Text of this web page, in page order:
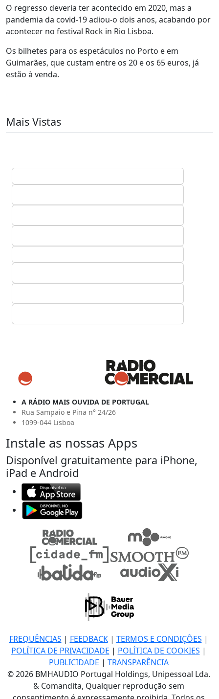
O regresso deveria ter acontecido em 2020, mas a
pandemia da covid-19 adiou-o dois anos, acabando por
acontecer no festival Rock in Rio Lisboa.
Os bilhetes para os espetáculos no Porto e em
Guimarães, que custam entre os 20 e os 65 euros, já
estão à venda.
Mais Vistas
A RÁDIO MAIS OUVIDA DE PORTUGAL
Rua Sampaio e Pina n° 24/26
1099-044 Lisboa
Instale as nossas Apps
Disponível gratuitamente para iPhone,
iPad e Android
FREQUÊNCIAS | FEEDBACK| TERMOS E CONDIÇÕES |
POLÍTICA DE PRIVACIDADE | POLÍTICA DE COOKIES |
PUBLICIDADE | TRANSPARÊNCIA
© 2026 BMHAUDIO Portugal Holdings, Unipessoal Lda.
& Comandita, Qualquer reprodução sem